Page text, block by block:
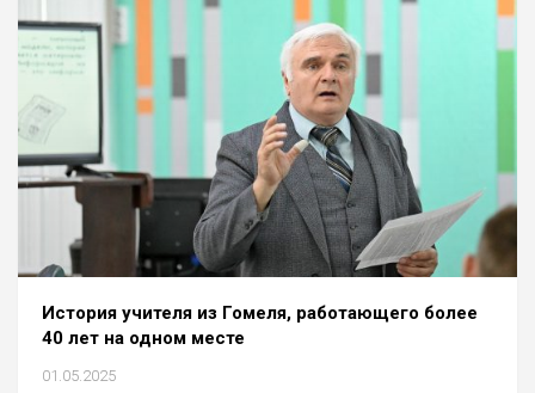
История учителя из Гомеля, работающего более
40 лет на одном месте
01.05.2025